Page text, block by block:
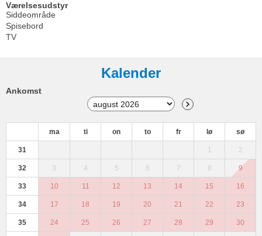
Værelsesudstyr
Siddeområde
Spisebord
TV
Kalender
Ankomst
ma ti on to fr lø sø
31 1 2
32 3 4 5 6 7 8 9
33 10 11 12 13 14 15 16
34 17 18 19 20 21 22 23
35 24 25 26 27 28 29 30